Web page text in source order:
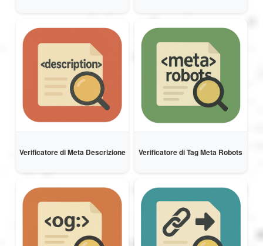
Verificatore di Meta Descrizione Verificatore di Tag Meta Robots